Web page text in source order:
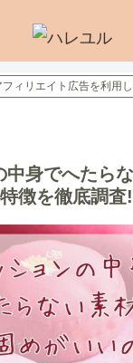
ィリエイト広告を利用し
中身でへたら
徴を徹底調査